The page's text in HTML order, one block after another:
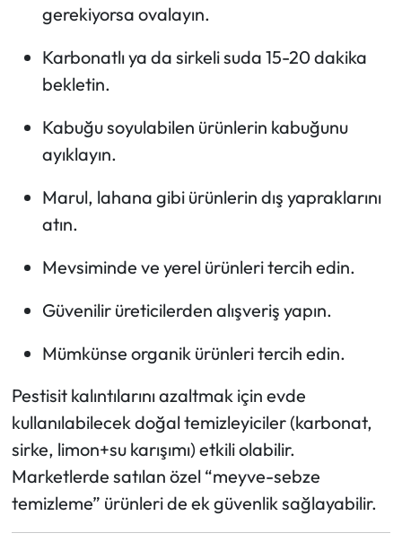
gerekiyorsa ovalayın.
Karbonatlı ya da sirkeli suda 15-20 dakika
bekletin.
Kabuğu soyulabilen ürünlerin kabuğunu
ayıklayın.
Marul, lahana gibi ürünlerin dış yapraklarını
atın.
Mevsiminde ve yerel ürünleri tercih edin.
Güvenilir üreticilerden alışveriş yapın.
Mümkünse organik ürünleri tercih edin.
Pestisit kalıntılarını azaltmak için evde
kullanılabilecek doğal temizleyiciler (karbonat,
sirke, limon+su karışımı) etkili olabilir.
Marketlerde satılan özel “meyve-sebze
temizleme” ürünleri de ek güvenlik sağlayabilir.